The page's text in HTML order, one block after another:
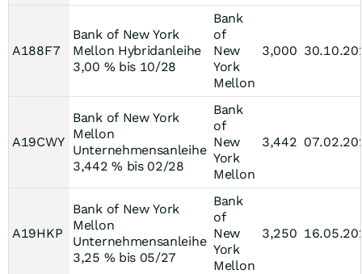
A188F7
Bank of New York
Mellon Hybridanleihe
3,00 % bis 10/28
Bank
of
New
York
Mellon
3,000
A19CWY
Bank of New York
Mellon
Unternehmensanleihe
3,442 % bis 02/28
Bank
of
New
York
Mellon
3,442
A19HKP
Bank of New York
Mellon
Unternehmensanleihe
3,25 % bis 05/27
Bank
of
New
York
Mellon
3,250